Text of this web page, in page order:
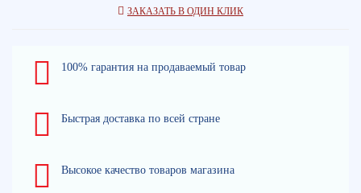
ЗАКАЗАТЬ В ОДИН КЛИК
100% гарантия на продаваемый товар
Быстрая доставка по всей стране
Высокое качество товаров магазина